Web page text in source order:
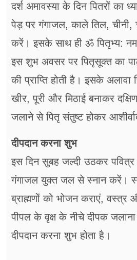
दर्श अमावस्या के दिन पितरों का
पेड़ पर गंगाजल, काले तिल,
करें। इसके साथ ही ॐ पितृभ्य:
इस शुभ अवसर पर पितृसूक्त का
की प्राप्ति होती है। इसके अलावा
खीर, पूरी और मिठाई बनाकर
जलाने से पितृ संतुष्ट होकर
दीपदान करना शुभ
इस दिन सुबह जल्दी उठकर पवित्र
गंगाजल युक्त जल से स्नान करें।
ब्राह्मणों को भोजन कराएं, वस्त्र
पीपल के वृक्ष के नीचे दीपक
दीपदान करना शुभ होता है।